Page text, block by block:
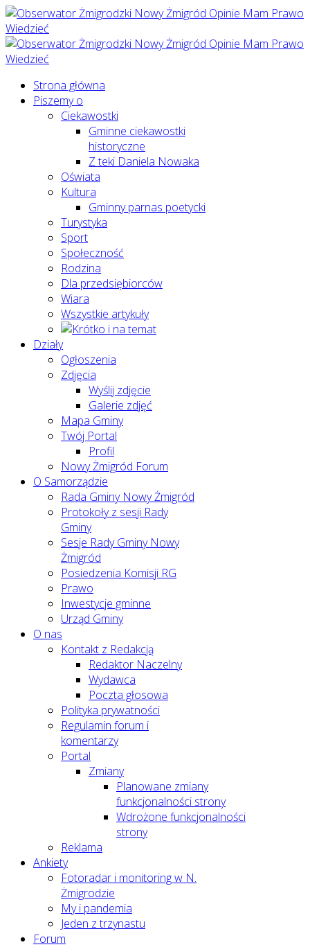
Strona główna
Piszemy o
Ciekawostki
Gminne ciekawostki
historyczne
Z teki Daniela Nowaka
Oświata
Kultura
Gminny parnas poetycki
Turystyka
Sport
Społeczność
Rodzina
Dla przedsiębiorców
Wiara
Wszystkie artykuły
Działy
Ogłoszenia
Zdjęcia
Wyślij zdjęcie
Galerie zdjęć
Mapa Gminy
Twój Portal
Profil
Nowy Żmigród Forum
O Samorządzie
Rada Gminy Nowy Żmigród
Protokoły z sesji Rady
Gminy
Sesje Rady Gminy Nowy
Żmigród
Posiedzenia Komisji RG
Prawo
Inwestycje gminne
Urząd Gminy
O nas
Kontakt z Redakcją
Redaktor Naczelny
Wydawca
Poczta głosowa
Polityka prywatności
Regulamin forum i
komentarzy
Portal
Zmiany
Planowane zmiany
funkcjonalności strony
Wdrożone funkcjonalności
strony
Reklama
Ankiety
Fotoradar i monitoring w N.
Żmigrodzie
My i pandemia
Jeden z trzynastu
Forum